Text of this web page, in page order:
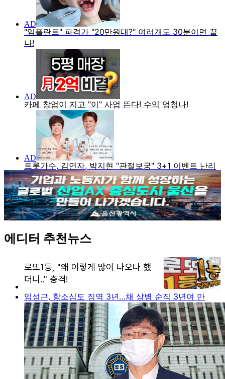
에디터 추천뉴스
임성근, 항소심도 징역 3년…채 상병 순직 3년여 만